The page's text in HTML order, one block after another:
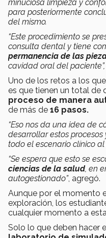
minuciosa limpieza y
para posteriormente
del mismo.
“Este procedimiento se
consulta dental y tiene
permanencia de las
cavidad oral del paciente”,
Uno de los retos a los
es que tienen un total de
proceso de manera
de más de 16 pasos.
“Eso nos da una idea de
desarrollar estos
todo el escenario clínico
“Se espera que esto se
ciencias de la salud, en
autogestionado”, agregó.
Aunque por el momento
exploración, los
cualquier momento a
Solo lo que deben hacer